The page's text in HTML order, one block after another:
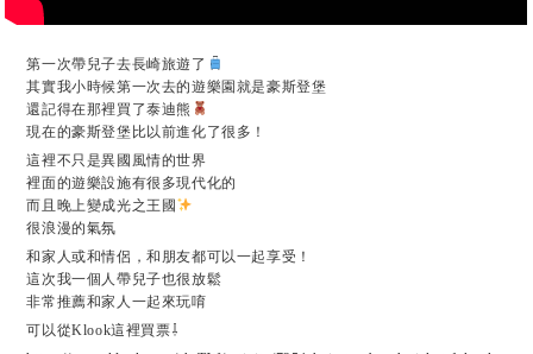
第一次帶兒子去長崎旅遊了
其實我小時候第一次去的遊樂園就是豪斯登堡
還記得在那裡買了泰迪熊
現在的豪斯登堡比以前進化了很多！
這裡不只是異國風情的世界
裡面的遊樂設施有很多現代化的
而且晚上變成光之王國
很浪漫的氣氛
和家人或和情侶，和朋友都可以一起享受！
這次我一個人帶兒子也很放鬆
非常推薦和家人一起來玩唷
可以從Klook這裡買票⇩